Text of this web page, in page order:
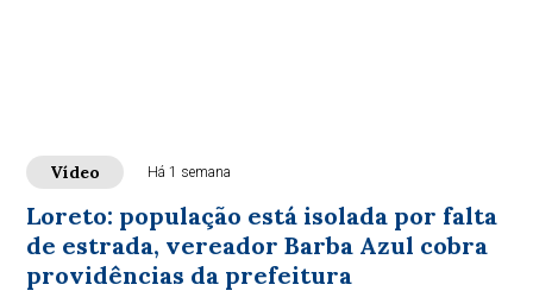
Vídeo Há 1 semana
Loreto: população está isolada por falta
de estrada, vereador Barba Azul cobra
providências da prefeitura